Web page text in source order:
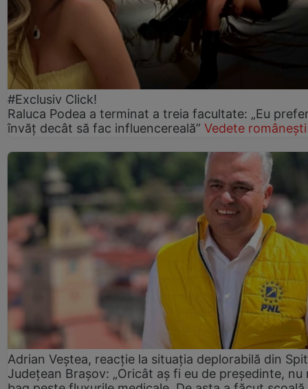
#Exclusiv Click!
Raluca Podea a terminat a treia facultate: „Eu
învăț decât să fac influencereală” Vedete românești
Adrian Veștea, reacție la situația deplorabilă din
Județean Brașov: „Oricât aș fi eu de președinte, nu